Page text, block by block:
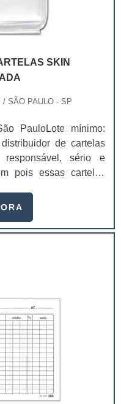
SKIN
/ SÃO PAULO - SP
PauloLote mínimo:
de cartelas
sério e
pois essas cartelas
para adquirir esse
pontuais